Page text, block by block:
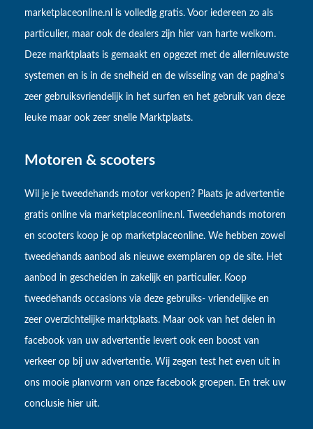
marketplaceonline.nl is volledig gratis. Voor iedereen zo als
particulier, maar ook de dealers zijn hier van harte welkom.
Deze marktplaats is gemaakt en opgezet met de allernieuwste
systemen en is in de snelheid en de wisseling van de pagina's
zeer gebruiksvriendelijk in het surfen en het gebruik van deze
leuke maar ook zeer snelle Marktplaats.
Motoren & scooters
Wil je je tweedehands motor verkopen? Plaats je advertentie
gratis online via marketplaceonline.nl. Tweedehands motoren
en scooters koop je op marketplaceonline. We hebben zowel
tweedehands aanbod als nieuwe exemplaren op de site. Het
aanbod in gescheiden in zakelijk en particulier. Koop
tweedehands occasions via deze gebruiks- vriendelijke en
zeer overzichtelijke marktplaats. Maar ook van het delen in
facebook van uw advertentie levert ook een boost van
verkeer op bij uw advertentie. Wij zegen test het even uit in
ons mooie planvorm van onze facebook groepen. En trek uw
conclusie hier uit.